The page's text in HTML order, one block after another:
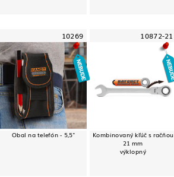
10269
Obal na telefón - 5,5"
10872-21
Kombinovaný kľúč s račňou
21 mm
výklopný